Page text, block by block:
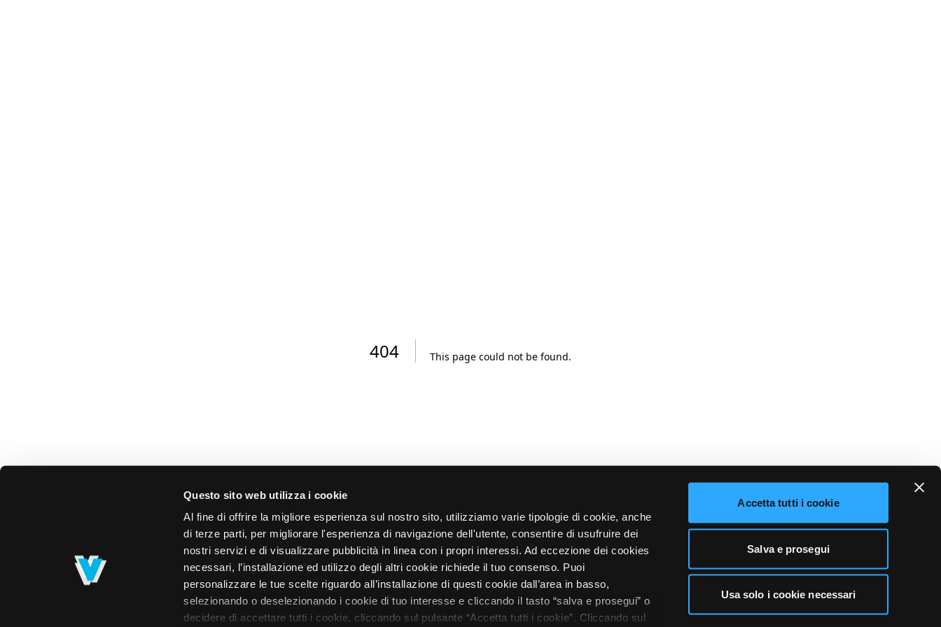
Questo sito web utilizza i cookie
Al fine di offrire la migliore esperienza sul nostro sito, utilizziamo varie tipologie di cookie, anche
di terze parti, per migliorare l'esperienza di navigazione dell'utente, consentire di usufruire dei
nostri servizi e di visualizzare pubblicità in linea con i propri interessi. Ad eccezione dei cookies
necessari, l’installazione ed utilizzo degli altri cookie richiede il tuo consenso. Puoi
personalizzare le tue scelte riguardo all’installazione di questi cookie dall’area in basso,
selezionando o deselezionando i cookie di tuo interesse e cliccando il tasto “salva e prosegui” o
decidere di accettare tutti i cookie, cliccando sul pulsante “Accetta tutti i cookie”. Cliccando sul
Accetta tutti i cookie
Salva e prosegui
Usa solo i cookie necessari
404 This page could not be found.